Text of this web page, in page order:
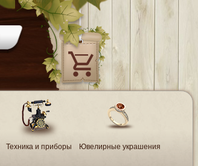
—
Техника и приборы Ювелирные украшения